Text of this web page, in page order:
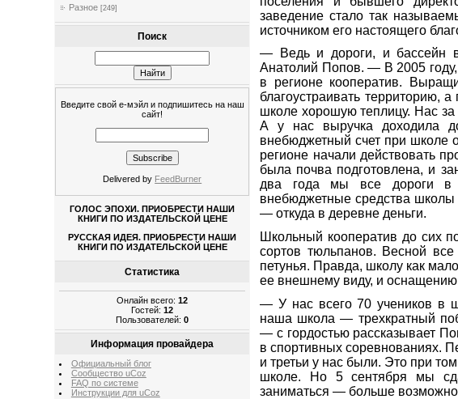
Разное [249]
Поиск
Введите свой е-мэйл и подпишитесь на наш
сайт!
Delivered by FeedBurner
ГОЛОС ЭПОХИ. ПРИОБРЕСТИ НАШИ
КНИГИ ПО ИЗДАТЕЛЬСКОЙ ЦЕНЕ
РУССКАЯ ИДЕЯ. ПРИОБРЕСТИ НАШИ
КНИГИ ПО ИЗДАТЕЛЬСКОЙ ЦЕНЕ
Статистика
Онлайн всего:12
Гостей:12
Пользователей:0
Информация провайдера
Официальный блог
Сообщество uCoz
FAQ по системе
Инструкции для uCoz
заведение стало так
источником его настоящего
— Ведь и дороги, и бассейн в
Анатолий Попов. — В 2005
в регионе кооператив.
благоустраивать территорию,
школе хорошую теплицу. Нас за
А у нас выручка доходила
внебюджетный счет при школе
регионе начали действовать
была почва подготовлена, и
два года мы все дороги в
внебюджетные средства
— откуда в деревне деньги.
Школьный кооператив до сих
сортов тюльпанов. Весной
петунья. Правда, школу как
ее внешнему виду, и
— У нас всего 70 учеников в
наша школа — трехкратный
— с гордостью рассказывает
в спортивных соревнованиях.
и третьи у нас были. Это при
школе. Но 5 сентября мы
заниматься — больше